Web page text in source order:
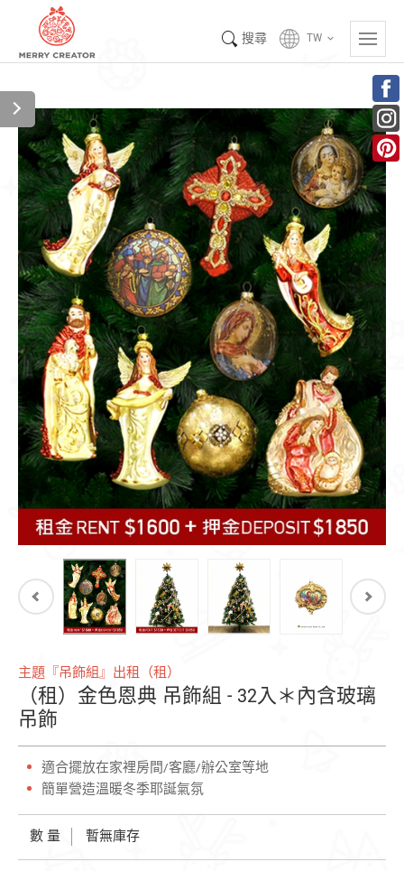
搜尋 TW keyboard_arrow_down
主題『吊飾組』出租（租）
（租）金色恩典 吊飾組 - 32入＊內含玻璃
吊飾
適合擺放在家裡房間/客廳/辦公室等地
簡單營造溫暖冬季耶誕氣氛
數 量 暫無庫存